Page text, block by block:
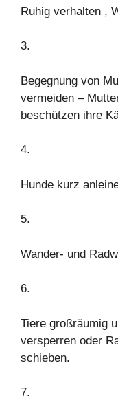
Ruhig verhalten ,
3.
Begegnung von
vermeiden –
beschützen ihre
4.
Hunde kurz
5.
Wander- und
6.
Tiere großräumig
versperren oder
schieben.
7.